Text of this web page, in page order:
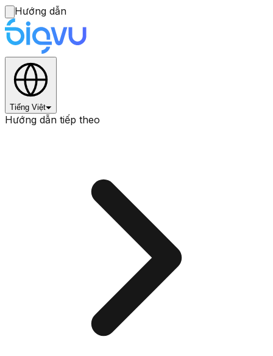
Hướng dẫn
Tiếng Việt
Hướng dẫn tiếp theo